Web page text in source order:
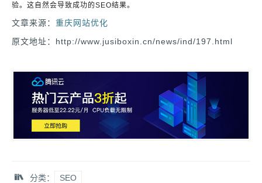
验。这自然会导致成功的SEO结果。
文章来源： 重庆网站优化
原文地址：http://www.jusiboxin.cn/news/ind/197.html
分类：
SEO